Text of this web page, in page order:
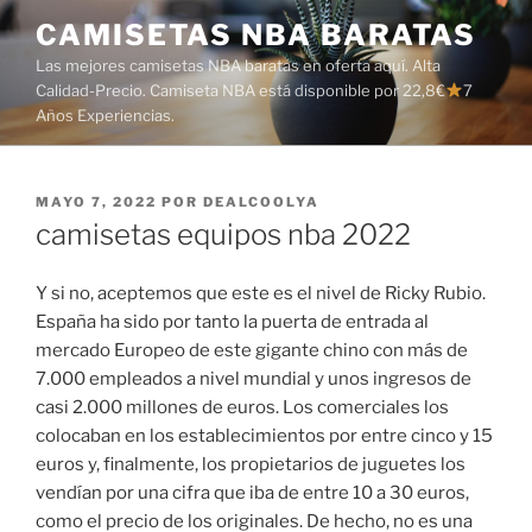
Saltar
al
contenido
CAMISETAS NBA BARATAS
Las mejores camisetas NBA baratas en oferta aquí. Alta
Calidad-Precio. Camiseta NBA está disponible por 22,8€
7
Años Experiencias.
PUBLICADO
MAYO 7, 2022 POR DEALCOOLYA
camisetas equipos nba 2022
Y si no, aceptemos que este es el nivel de Ricky Rubio.
España ha sido por tanto la puerta de entrada al
mercado Europeo de este gigante chino con más de
7.000 empleados a nivel mundial y unos ingresos de
casi 2.000 millones de euros. Los comerciales los
colocaban en los establecimientos por entre cinco y 15
euros y, finalmente, los propietarios de juguetes los
vendían por una cifra que iba de entre 10 a 30 euros,
como el precio de los originales. De hecho, no es una